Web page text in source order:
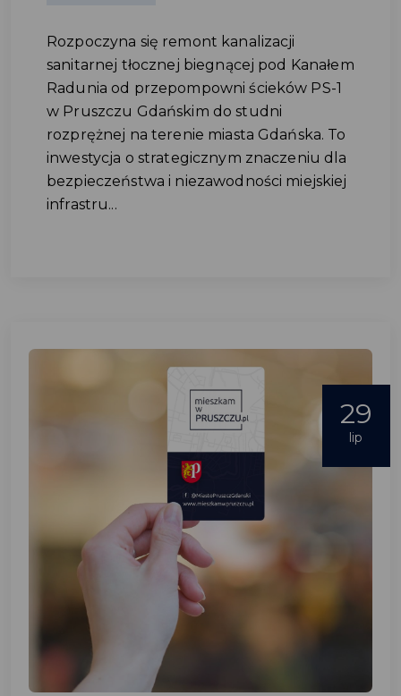
Rozpoczyna się remont kanalizacji
sanitarnej tłocznej biegnącej pod Kanałem
Radunia od przepompowni ścieków PS-1
w Pruszczu Gdańskim do studni
rozprężnej na terenie miasta Gdańska. To
inwestycja o strategicznym znaczeniu dla
bezpieczeństwa i niezawodności miejskiej
infrastru...
29
lip